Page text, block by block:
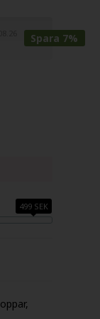
Spara 7%
499 SEK